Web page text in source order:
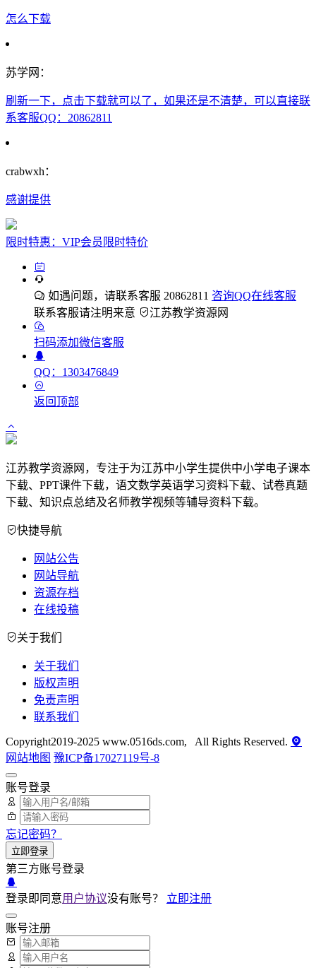
怎么下载
苏学网：
刷新一下，点击下载就可以了，如果还是不清楚，可以直接联
系客服QQ：20862811
crabwxh：
感谢提供
限时特惠：VIP会员限时特价
如遇问题，请联系客服 20862811 咨询QQ在线客服
联系客服请注明来意
江苏教学资源网
扫码添加微信客服
QQ：1303476849
返回顶部
江苏教学资源网，专注于为江苏中小学生提供中小学电子课本
下载、PPT课件下载，语文数学英语学习资料下载、试卷真题
下载、知识点总结及名师教学视频等辅导资料下载。
快捷导航
网站公告
网站导航
资源存档
在线投稿
关于我们
关于我们
版权声明
免责声明
联系我们
Copyright2019-2025 www.0516ds.com, All Rights Reserved.
网站地图 豫ICP备17027119号-8
账号登录
忘记密码？
立即登录
第三方账号登录
登录即同意用户协议没有账号？ 立即注册
账号注册